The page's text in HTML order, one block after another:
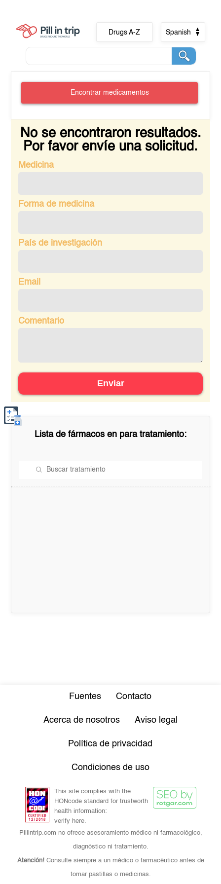
Drugs A-Z Spanish
Encontrar medicamentos
No se encontraron resultados.
Por favor envíe una solicitud.
Medicina
Forma de medicina
País de investigación
Email
Comentario
Enviar
Lista de fármacos en para tratamiento:
Fuentes Contacto
Acerca de nosotros Aviso legal
Política de privacidad
Condiciones de uso
This site complies with the
HONcode standard for trustworth
health information:
verify here.
Pillintrip.com no ofrece asesoramiento médico ni farmacológico,
diagnóstico ni tratamiento.
Atención!Consulte siempre a un médico o farmacéutico antes de
tomar pastillas o medicinas.